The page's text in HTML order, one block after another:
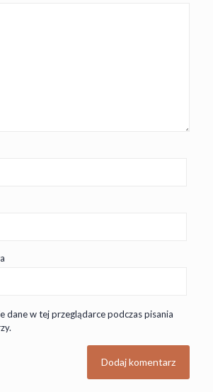
dane w tej przeglądarce podczas pisania